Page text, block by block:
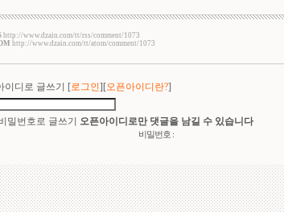
http://www.dzain.com/tt/rss/comment/1073
http://www.dzain.com/tt/atom/comment/1073
이디로 글쓰기 [로그인][오픈아이디란?]
밀번호로 글쓰기 오픈아이디로만 댓글을 남길 수 있습니다
비밀번호 :